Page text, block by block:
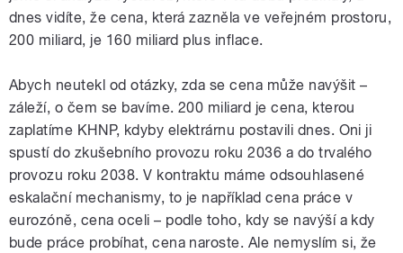
dnes vidíte, že cena, která zazněla ve veřejném prostoru,
200 miliard, je 160 miliard plus inflace.
Abych neutekl od otázky, zda se cena může navýšit –
záleží, o čem se bavíme. 200 miliard je cena, kterou
zaplatíme KHNP, kdyby elektrárnu postavili dnes. Oni ji
spustí do zkušebního provozu roku 2036 a do trvalého
provozu roku 2038. V kontraktu máme odsouhlasené
eskalační mechanismy, to je například cena práce v
eurozóně, cena oceli – podle toho, kdy se navýší a kdy
bude práce probíhat, cena naroste. Ale nemyslím si, že